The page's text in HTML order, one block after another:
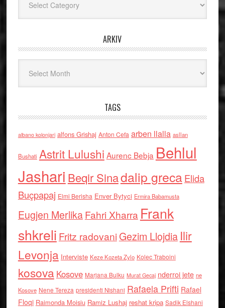
ARKIV
TAGS
albano kolonjari alfons Grishaj Anton Cefa arben llalla asllan
Bushati Astrit Lulushi Aurenc Bebja Behlul
Jashari Beqir Sinadalip grecaElida
Buçpapaj Elmi Berisha Enver Bytyci Ermira Babamusta
Eugjen MerlikaFahri Xharra Frank
shkreli Fritz radovaniGezim Llojdia Ilir
Levonja Interviste Keze Kozeta Zylo Kolec Traboini
kosova Kosove Marjana Bulku Murat Gecaj nderroi jete ne
Kosove Nene Tereza presidenti Nishani Rafaela Prifti Rafael
Floqi Raimonda Moisiu Ramiz Lushaj reshat kripa Sadik Elshani